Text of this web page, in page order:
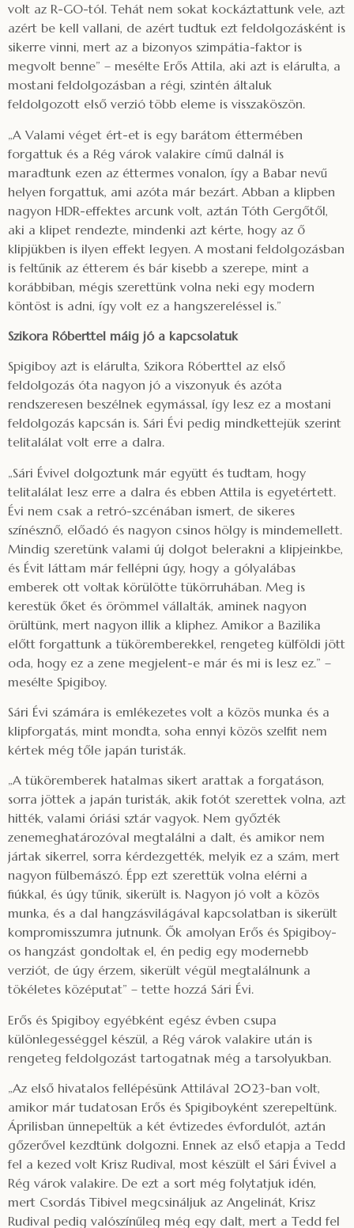
volt az R-GO-tól. Tehát nem sokat kockáztattunk vele, azt
azért be kell vallani, de azért tudtuk ezt feldolgozásként is
sikerre vinni, mert az a bizonyos szimpátia-faktor is
megvolt benne” – mesélte Erős Attila, aki azt is elárulta, a
mostani feldolgozásban a régi, szintén általuk
feldolgozott első verzió több eleme is visszaköszön.
„A Valami véget ért-et is egy barátom éttermében
forgattuk és a Rég várok valakire című dalnál is
maradtunk ezen az éttermes vonalon, így a Babar nevű
helyen forgattuk, ami azóta már bezárt. Abban a klipben
nagyon HDR-effektes arcunk volt, aztán Tóth Gergőtől,
aki a klipet rendezte, mindenki azt kérte, hogy az ő
klipjükben is ilyen effekt legyen. A mostani feldolgozásban
is feltűnik az étterem és bár kisebb a szerepe, mint a
korábbiban, mégis szerettünk volna neki egy modern
köntöst is adni, így volt ez a hangszereléssel is.”
Szikora Róberttel máig jó a kapcsolatuk
Spigiboy azt is elárulta, Szikora Róberttel az első
feldolgozás óta nagyon jó a viszonyuk és azóta
rendszeresen beszélnek egymással, így lesz ez a mostani
feldolgozás kapcsán is. Sári Évi pedig mindkettejük szerint
telitalálat volt erre a dalra.
„Sári Évivel dolgoztunk már együtt és tudtam, hogy
telitalálat lesz erre a dalra és ebben Attila is egyetértett.
Évi nem csak a retró-szcénában ismert, de sikeres
színésznő, előadó és nagyon csinos hölgy is mindemellett.
Mindig szeretünk valami új dolgot belerakni a klipjeinkbe,
és Évit láttam már fellépni úgy, hogy a gólyalábas
emberek ott voltak körülötte tükörruhában. Meg is
kerestük őket és örömmel vállalták, aminek nagyon
örültünk, mert nagyon illik a kliphez. Amikor a Bazilika
előtt forgattunk a tüköremberekkel, rengeteg külföldi jött
oda, hogy ez a zene megjelent-e már és mi is lesz ez.” –
mesélte Spigiboy.
Sári Évi számára is emlékezetes volt a közös munka és a
klipforgatás, mint mondta, soha ennyi közös szelfit nem
kértek még tőle japán turisták.
„A tüköremberek hatalmas sikert arattak a forgatáson,
sorra jöttek a japán turisták, akik fotót szerettek volna, azt
hitték, valami óriási sztár vagyok. Nem győzték
zenemeghatározóval megtalálni a dalt, és amikor nem
jártak sikerrel, sorra kérdezgették, melyik ez a szám, mert
nagyon fülbemászó. Épp ezt szerettük volna elérni a
fiúkkal, és úgy tűnik, sikerült is. Nagyon jó volt a közös
munka, és a dal hangzásvilágával kapcsolatban is sikerült
kompromisszumra jutnunk. Ők amolyan Erős és Spigiboy-
os hangzást gondoltak el, én pedig egy modernebb
verziót, de úgy érzem, sikerült végül megtalálnunk a
tökéletes középutat” – tette hozzá Sári Évi.
Erős és Spigiboy egyébként egész évben csupa
különlegességgel készül, a Rég várok valakire után is
rengeteg feldolgozást tartogatnak még a tarsolyukban.
„Az első hivatalos fellépésünk Attilával 2023-ban volt,
amikor már tudatosan Erős és Spigiboyként szerepeltünk.
Áprilisban ünnepeltük a két évtizedes évfordulót, aztán
gőzerővel kezdtünk dolgozni. Ennek az első etapja a Tedd
fel a kezed volt Krisz Rudival, most készült el Sári Évivel a
Rég várok valakire. De ezt a sort még folytatjuk idén,
mert Csordás Tibivel megcsináljuk az Angelinát, Krisz
Rudival pedig valószínűleg még egy dalt, mert a Tedd fel